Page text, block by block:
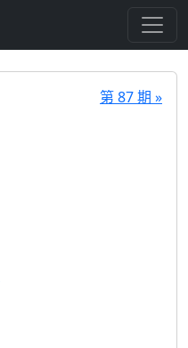
第 87 期 »